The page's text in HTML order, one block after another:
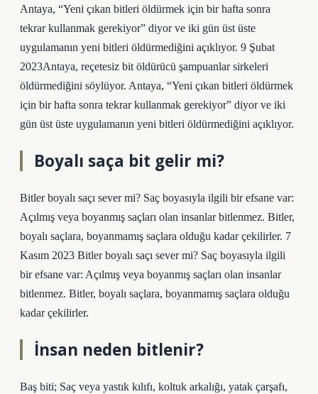
Antaya, “Yeni çıkan bitleri öldürmek için bir hafta sonra
tekrar kullanmak gerekiyor” diyor ve iki gün üst üste
uygulamanın yeni bitleri öldürmediğini açıklıyor. 9 Şubat
2023Antaya, reçetesiz bit öldürücü şampuanlar sirkeleri
öldürmediğini söylüyor. Antaya, “Yeni çıkan bitleri öldürmek
için bir hafta sonra tekrar kullanmak gerekiyor” diyor ve iki
gün üst üste uygulamanın yeni bitleri öldürmediğini açıklıyor.
Boyalı saça bit gelir mi?
Bitler boyalı saçı sever mi? Saç boyasıyla ilgili bir efsane var:
Açılmış veya boyanmış saçları olan insanlar bitlenmez. Bitler,
boyalı saçlara, boyanmamış saçlara olduğu kadar çekilirler. 7
Kasım 2023 Bitler boyalı saçı sever mi? Saç boyasıyla ilgili
bir efsane var: Açılmış veya boyanmış saçları olan insanlar
bitlenmez. Bitler, boyalı saçlara, boyanmamış saçlara olduğu
kadar çekilirler.
İnsan neden bitlenir?
Baş biti; Saç veya yastık kılıfı, koltuk arkalığı, yatak çarşafı,